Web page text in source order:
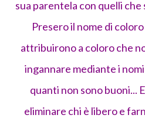
sua parentela con quelli
Presero il nome di
attribuirono a coloro che
ingannare mediante i
quanti non sono buoni...
eliminare chi è libero e